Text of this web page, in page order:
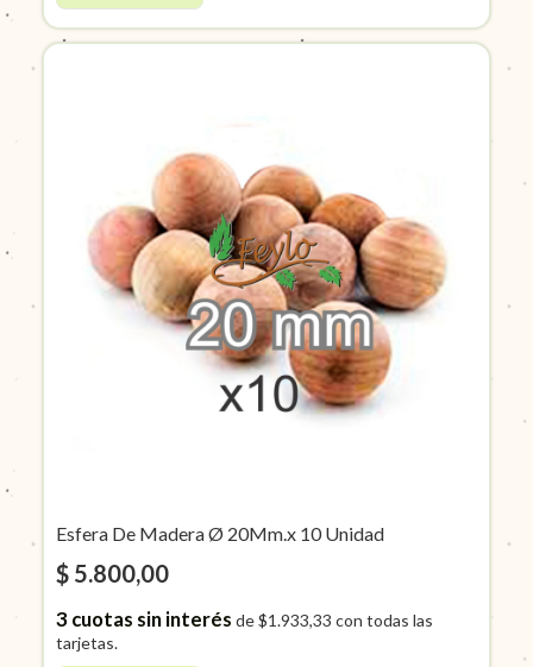
Esfera De Madera Ø 20Mm.x 10 Unidad
$ 5.800,00
3cuotas sin interés de$1.933,33 con todas las
tarjetas.